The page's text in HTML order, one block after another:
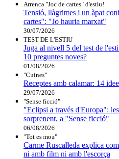
Arrenca "Joc de cartes" d'estiu!
Tensió, llàgrimes i un àpat
cartes": "Jo hauria marxat"
30/07/2026
TEST DE L'ESTIU
Juga al nivell 5 del test de
10 preguntes noves?
01/08/2026
"Cuines"
Receptes amb calamar: 14
29/07/2026
"Sense ficció"
"Eclipsi a través d'Europa":
sorprenent, a "Sense ficció"
06/08/2026
"Tot es mou"
Carme Ruscalleda explica
ni amb film ni amb l'escorça